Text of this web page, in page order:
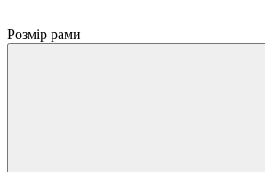
Розмір рами